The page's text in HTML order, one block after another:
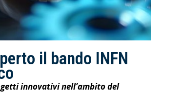
il bando INFN
innovativi nell’ambito del